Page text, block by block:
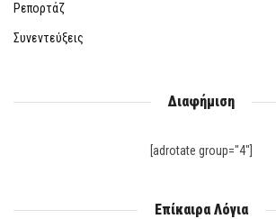
Ρεπορτάζ
Συνεντεύξεις
Διαφήμιση
[adrotate group="4"]
Επίκαιρα Λόγια